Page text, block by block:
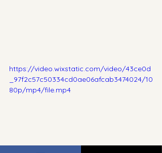
https://video.wixstatic.com/video/43ce0d
_97f2c57c50334cd0ae06afcab3474024/10
80p/mp4/file.mp4